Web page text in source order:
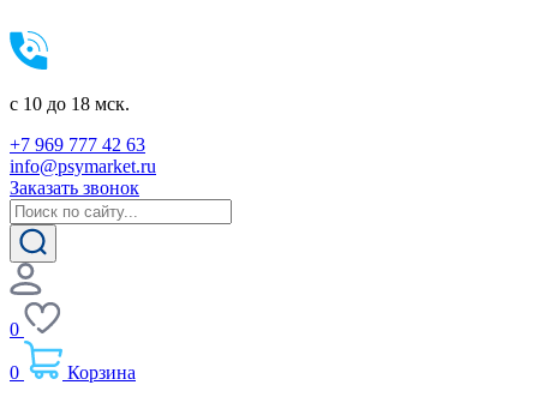
c 10 до 18 мск.
+7 969 777 42 63
info@psymarket.ru
Заказать звонок
0
0
Корзина